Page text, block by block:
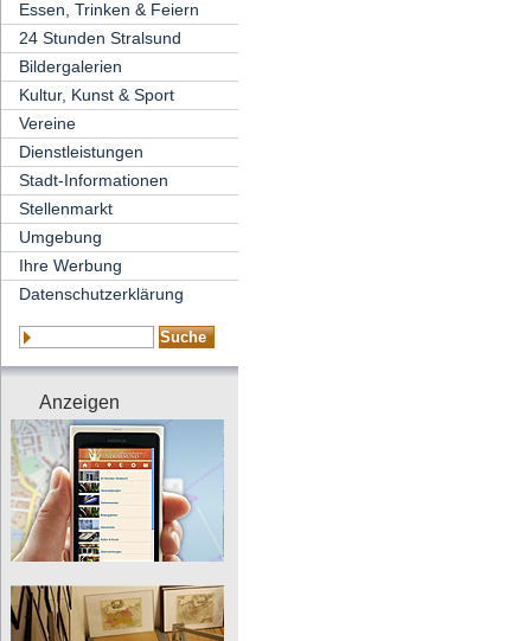
Essen, Trinken & Feiern
24 Stunden Stralsund
Bildergalerien
Kultur, Kunst & Sport
Vereine
Dienstleistungen
Stadt-Informationen
Stellenmarkt
Umgebung
Ihre Werbung
Datenschutzerklärung
Anzeigen